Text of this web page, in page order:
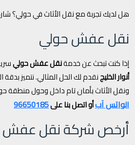
هل لديك تجربة مع نقل الأثاث في حولي؟
نقل عفش حولي
إذا كنت تبحث عن خدمةنقل عفش حولي
أنوار الخليجنقدم لك الحل المثالي. نتميز
ونقل الأثاث بأمان تام داخل وحول منطقة
الواتس آبأو اتصل بنا على96650185
أرخص شركة نقل عفش